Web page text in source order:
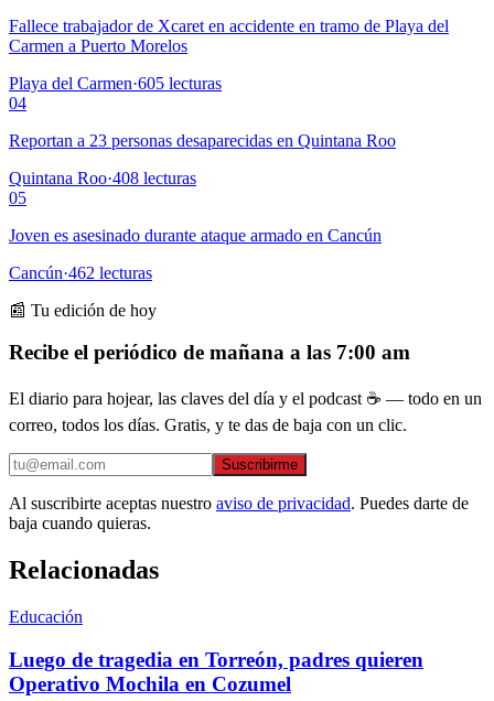
Fallece trabajador de Xcaret en accidente en tramo de Playa del
Carmen a Puerto Morelos
Playa del Carmen·605 lecturas
04
Reportan a 23 personas desaparecidas en Quintana Roo
Quintana Roo·408 lecturas
05
Joven es asesinado durante ataque armado en Cancún
Cancún·462 lecturas
📰 Tu edición de hoy
Recibe el periódico de mañana a las 7:00 am
El diario para hojear, las claves del día y el podcast ☕ — todo en un
correo, todos los días. Gratis, y te das de baja con un clic.
Suscribirme
Al suscribirte aceptas nuestro aviso de privacidad. Puedes darte de
baja cuando quieras.
Relacionadas
Educación
Luego de tragedia en Torreón, padres quieren
Operativo Mochila en Cozumel